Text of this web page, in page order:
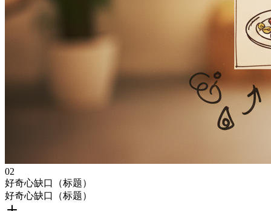
02
好奇心缺口（标题）
好奇心缺口（标题）